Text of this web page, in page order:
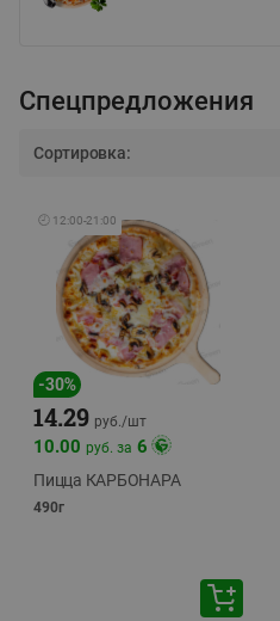
Спецпредложения
Сортировка:
🕘 12:00-21:00
-30%
14.29 руб./шт
10.00 руб. за 6
Пицца КАРБОНАРА
490г